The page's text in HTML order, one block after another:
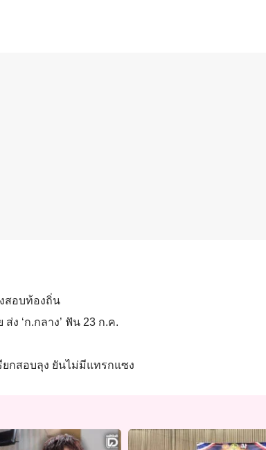
สอบท้องถิ่น
ง ‘ก.กลาง’ ฟัน 23 ก.ค.
ยกสอบลุง ยันไม่มีแทรกแซง